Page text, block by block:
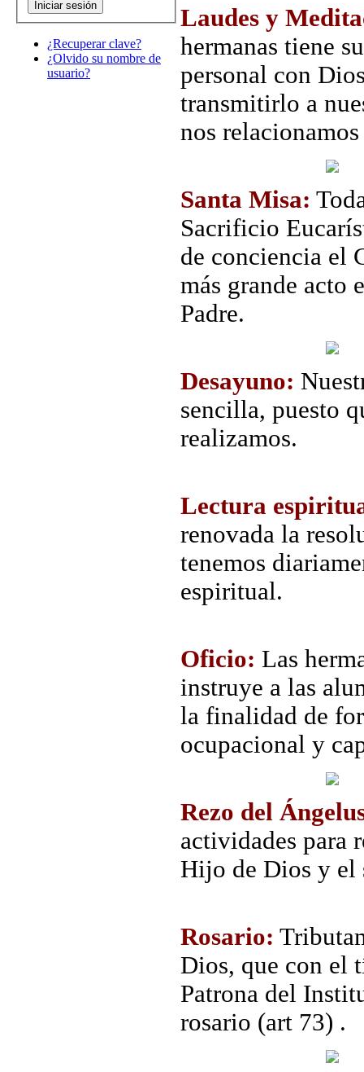
¿Recuperar clave?
¿Olvido su nombre de
usuario?
Laudes y
hermanas tiene
personal con
transmitirlo a
nos
Santa Misa:
Sacrificio
de conciencia el
más grande acto
Padre.
Desayuno:
sencilla, puesto
realizamos.
Lectura
renovada la
tenemos
espiritual.
Oficio: Las
instruye a las
la finalidad de
ocupacional y
Rezo del
actividades para
Hijo de Dios y el
Rosario:
Dios, que con el
Patrona del
rosario (art 73) .